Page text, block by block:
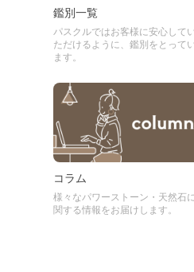
鑑別一覧
パスクルではお客様に安心して
ただけるように、鑑別をとって
ます。
コラム
様々なパワーストーン・天然石
関する情報をお届けします。